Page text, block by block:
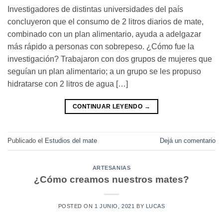
Investigadores de distintas universidades del país
concluyeron que el consumo de 2 litros diarios de mate,
combinado con un plan alimentario, ayuda a adelgazar
más rápido a personas con sobrepeso. ¿Cómo fue la
investigación? Trabajaron con dos grupos de mujeres que
seguían un plan alimentario; a un grupo se les propuso
hidratarse con 2 litros de agua […]
CONTINUAR LEYENDO →
Publicado el Estudios del mate Dejá un comentario
ARTESANIAS
¿Cómo creamos nuestros mates?
POSTED ON 1 JUNIO, 2021 BY LUCAS